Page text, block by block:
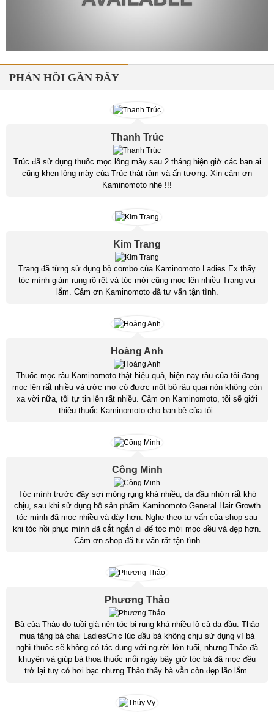
PHẢN HỒI GẦN ĐÂY
Thanh Trúc
Trúc đã sử dụng thuốc mọc lông mày sau 2 tháng hiện giờ các bạn ai
cũng khen lông mày của Trúc thật rậm và ấn tượng. Xin cảm ơn
Kaminomoto nhé !!!
Kim Trang
Trang đã từng sử dụng bộ combo của Kaminomoto Ladies Ex thấy
tóc mình giảm rụng rõ rệt và tóc mới cũng mọc lên nhiều Trang vui
lắm. Cảm ơn Kaminomoto đã tư vấn tận tình.
Hoàng Anh
Thuốc mọc râu Kaminomoto thật hiệu quả, hiện nay râu của tôi đang
mọc lên rất nhiều và ước mơ có được một bộ râu quai nón không còn
xa vời nữa, tôi tự tin lên rất nhiều. Cảm ơn Kaminomoto, tôi sẽ giới
thiệu thuốc Kaminomoto cho bạn bè của tôi.
Công Minh
Tóc mình trước đây sợi mỏng rụng khá nhiều, da đầu nhờn rất khó
chịu, sau khi sử dụng bộ sản phẩm Kaminomoto General Hair Growth
tóc mình đã mọc nhiều và dày hơn. Nghe theo tư vấn của shop sau
khi tóc hồi phục mình đã cắt ngắn đi để tóc mới mọc đều và đẹp hơn.
Cảm ơn shop đã tư vấn rất tận tình
Phương Thảo
Bà của Thảo do tuồi già nên tóc bị rụng khá nhiều lộ cả da đầu. Thảo
mua tặng bà chai LadiesChic lúc đầu bà không chịu sử dụng vì bà
nghĩ thuốc sẽ không có tác dụng với người lớn tuổi, nhưng Thảo đã
khuyên và giúp bà thoa thuốc mỗi ngày bây giờ tóc bà đã mọc đều
trở lại tuy có hơi bạc nhưng Thảo thấy bà vẫn còn đẹp lão lắm.